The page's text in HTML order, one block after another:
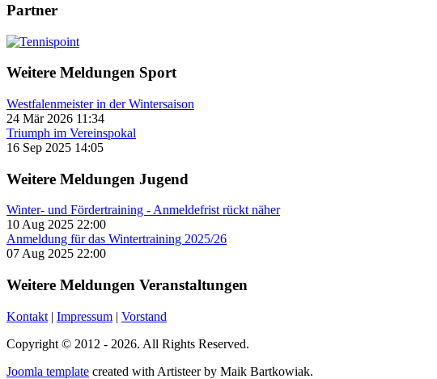
Partner
Weitere Meldungen Sport
Westfalenmeister in der Wintersaison
24 Mär 2026 11:34
Triumph im Vereinspokal
16 Sep 2025 14:05
Weitere Meldungen Jugend
Winter- und Fördertraining - Anmeldefrist rückt näher
10 Aug 2025 22:00
Anmeldung für das Wintertraining 2025/26
07 Aug 2025 22:00
Weitere Meldungen Veranstaltungen
Kontakt | Impressum | Vorstand
Copyright © 2012 - 2026. All Rights Reserved.
Joomla template created with Artisteer by Maik Bartkowiak.